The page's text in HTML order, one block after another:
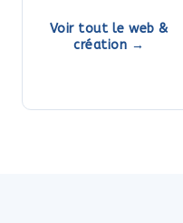
Voir tout le web &
création →